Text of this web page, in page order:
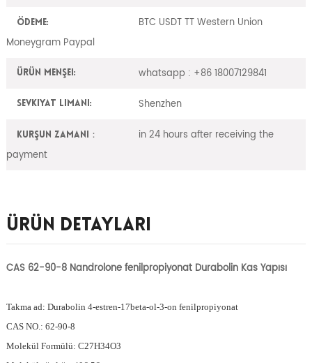
Ödeme:
BTC USDT TT Western Union
Moneygram Paypal
Ürün Menşei: whatsapp : +86 18007129841
Sevkiyat Limanı: Shenzhen
Kurşun zamanı：
in 24 hours after receiving the
payment
Ürün Detayları
CAS 62-90-8 Nandrolone fenilpropiyonat Durabolin Kas Yapısı
Takma ad: Durabolin 4-estren-17beta-ol-3-on fenilpropiyonat
CAS NO.: 62-90-8
Molekül Formülü: C27H34O3